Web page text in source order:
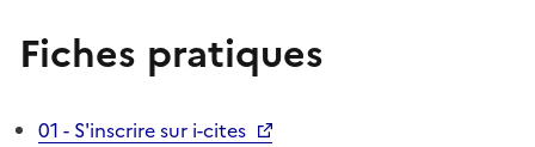
Fiches pratiques
01 - S'inscrire sur i-cites